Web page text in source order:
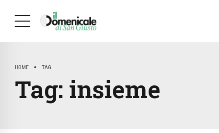
HOME TAG
Tag: insieme